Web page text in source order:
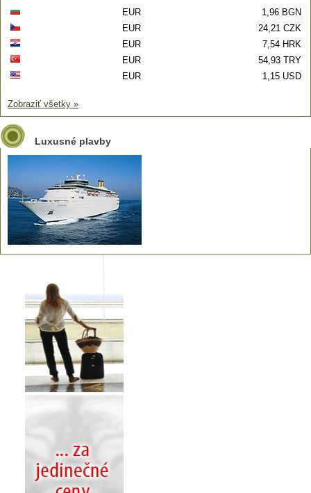
EUR
1,96 BGN
EUR
24,21 CZK
EUR
7,54 HRK
EUR
54,93 TRY
EUR
1,15 USD
Zobraziť všetky »
Luxusné plavby